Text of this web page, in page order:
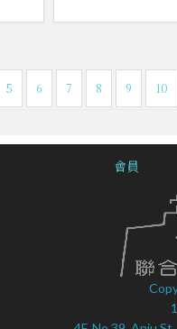
5 6 7 8 9 10
會員